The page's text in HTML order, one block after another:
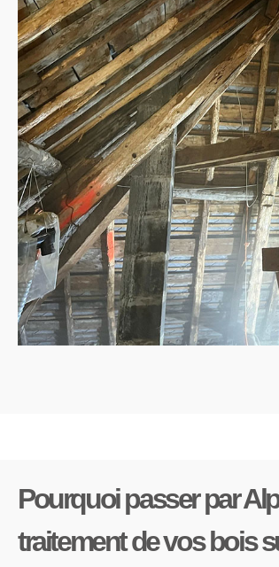
Pourquoi passer par
traitement de vos bois